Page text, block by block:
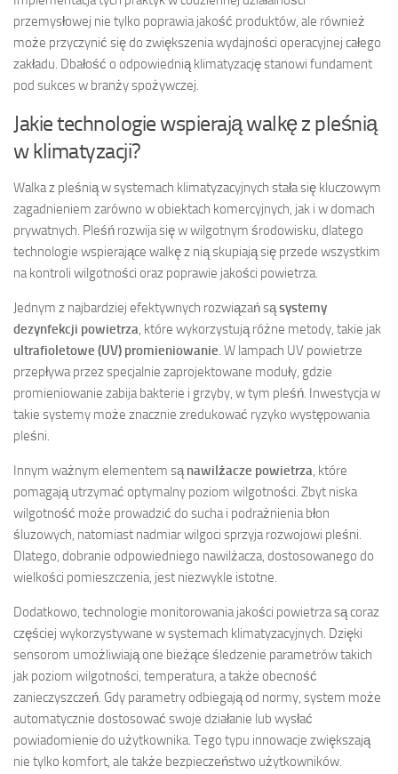
przemysłowej nie tylko poprawia jakość produktów, ale również
może przyczynić się do zwiększenia wydajności operacyjnej całego
zakładu. Dbałość o odpowiednią klimatyzację stanowi fundament
pod sukces w branży spożywczej.
Jakie technologie wspierają walkę z pleśnią
w klimatyzacji?
Walka z pleśnią w systemach klimatyzacyjnych stała się kluczowym
zagadnieniem zarówno w obiektach komercyjnych, jak i w domach
prywatnych. Pleśń rozwija się w wilgotnym środowisku, dlatego
technologie wspierające walkę z nią skupiają się przede wszystkim
na kontroli wilgotności oraz poprawie jakości powietrza.
Jednym z najbardziej efektywnych rozwiązań sąsystemy
dezynfekcji powietrza, które wykorzystują różne metody, takie jak
ultrafioletowe (UV) promieniowanie. W lampach UV powietrze
przepływa przez specjalnie zaprojektowane moduły, gdzie
promieniowanie zabija bakterie i grzyby, w tym pleśń. Inwestycja w
takie systemy może znacznie zredukować ryzyko występowania
pleśni.
Innym ważnym elementem sąnawilżacze powietrza, które
pomagają utrzymać optymalny poziom wilgotności. Zbyt niska
wilgotność może prowadzić do sucha i podrażnienia błon
śluzowych, natomiast nadmiar wilgoci sprzyja rozwojowi pleśni.
Dlatego, dobranie odpowiedniego nawilżacza, dostosowanego do
wielkości pomieszczenia, jest niezwykle istotne.
Dodatkowo, technologie monitorowania jakości powietrza są coraz
częściej wykorzystywane w systemach klimatyzacyjnych. Dzięki
sensorom umożliwiają one bieżące śledzenie parametrów takich
jak poziom wilgotności, temperatura, a także obecność
zanieczyszczeń. Gdy parametry odbiegają od normy, system może
automatycznie dostosować swoje działanie lub wysłać
powiadomienie do użytkownika. Tego typu innowacje zwiększają
nie tylko komfort, ale także bezpieczeństwo użytkowników.